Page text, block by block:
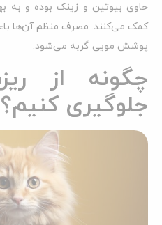
حاوی بیوتین و زینک بوده و به
کمک می‌کنند. مصرف منظم آن‌ها
پوشش مویی گربه می‌شود.
چگونه از
جلوگیری کنیم؟